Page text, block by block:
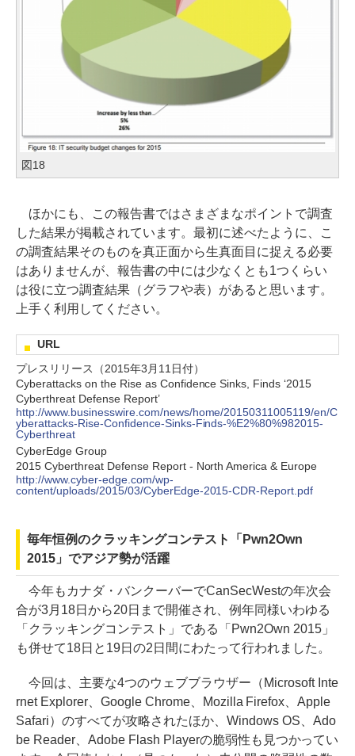
図18
ほかにも、この報告書ではさまざまなポイントで調査
した結果が掲載されています。最初に述べたように、こ
の調査結果そのものを真正面から生真面目に捉える必要
はありませんが、報告書の中には少なくとも1つくらい
は役に立つ調査結果（グラフや表）があると思います。
上手く利用してください。
URL
プレスリリース（2015年3月11日付）
Cyberattacks on the Rise as Confidence Sinks, Finds ‘2015
Cyberthreat Defense Report’
http://www.businesswire.com/news/home/20150311005119/en/C
yberattacks-Rise-Confidence-Sinks-Finds-%E2%80%982015-
Cyberthreat
CyberEdge Group
2015 Cyberthreat Defense Report - North America & Europe
http://www.cyber-edge.com/wp-
content/uploads/2015/03/CyberEdge-2015-CDR-Report.pdf
毎年恒例のクラッキングコンテスト「Pwn2Own
2015」でアジア勢が活躍
今年もカナダ・バンクーバーでCanSecWestの年次会
合が3月18日から20日まで開催され、例年同様いわゆる
「クラッキングコンテスト」である「Pwn2Own 2015」
も併せて18日と19日の2日間にわたって行われました。
今回は、主要な4つのウェブブラウザー（Microsoft Inte
rnet Explorer、Google Chrome、Mozilla Firefox、Apple
Safari）のすべてが攻略されたほか、Windows OS、Ado
be Reader、Adobe Flash Playerの脆弱性も見つかってい